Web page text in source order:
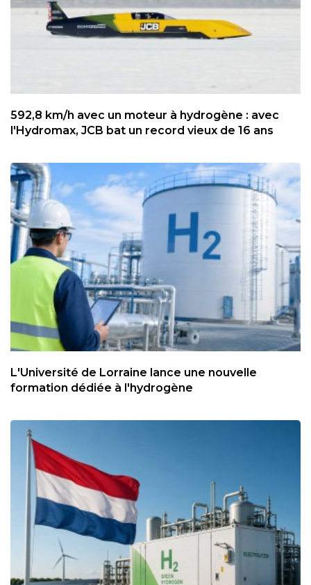
592,8 km/h avec un moteur à hydrogène : avec
l'Hydromax, JCB bat un record vieux de 16 ans
L'Université de Lorraine lance une nouvelle
formation dédiée à l'hydrogène